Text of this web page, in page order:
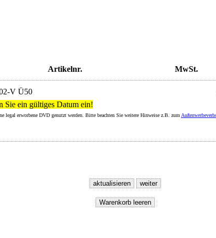
Artikelnr. MwSt.
V Ü50
Sie ein gültiges Datum ein!
erworbene DVD genutzt werden. Bitte beachten Sie weitere Hinweise z.B. zum